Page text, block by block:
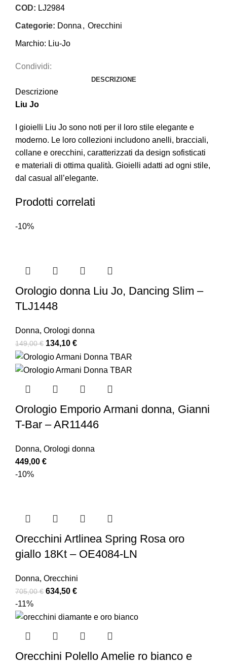
COD: LJ2984
Categorie: Donna , Orecchini
Marchio: Liu-Jo
Condividi:
DESCRIZIONE
Descrizione
Liu Jo
I gioielli Liu Jo sono noti per il loro stile elegante e
moderno. Le loro collezioni includono anelli, bracciali,
collane e orecchini, caratterizzati da design sofisticati
e materiali di ottima qualità. Gioielli adatti ad ogni stile,
dal casual all’elegante.
Prodotti correlati
-10%
Orologio donna Liu Jo, Dancing Slim –
TLJ1448
Donna, Orologi donna
149,00€ 134,10 €
Orologio Emporio Armani donna, Gianni
T-Bar – AR11446
Donna, Orologi donna
449,00 €
-10%
Orecchini Artlinea Spring Rosa oro
giallo 18Kt – OE4084-LN
Donna, Orecchini
705,00€ 634,50 €
-11%
Orecchini Polello Amelie ro bianco e